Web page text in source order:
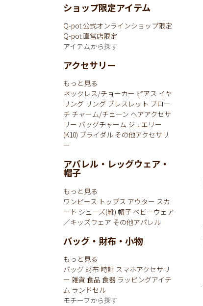
ショップ限定アイテム
Q-pot.公式オンラインショップ限定
Q-pot.直営店限定
アイテムから探す
アクセサリー
もっと見る
ネックレス/チョーカー ピアス イヤ
リング リング ブレスレット ブロー
チ チャーム/チェーン ヘアアクセサ
リー バッグチャーム ジュエリー
(K10) ブライダル その他アクセサリ
ー
アパレル・レッグウェア・
帽子
もっと見る
ワンピース トップス アウター スカ
ート シューズ(靴) 帽子 ベビーウェア
／キッズウェア その他アパレル
バッグ・財布・小物
もっと見る
バッグ 財布 時計 スマホアクセサリ
ー 雑貨 食品 食器 ラッピングアイテ
ム ランドセル
モチーフから探す